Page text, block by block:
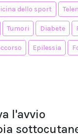
dello sport
Tumori Diabete
Epilessia
l'avvio